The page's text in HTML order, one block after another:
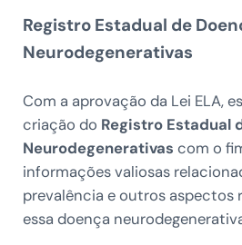
Registro Estadual de
Neurodegenerativas
Com a aprovação da Lei ELA,
criação do Registro Estadual
Neurodegenerativas com o
informações valiosas
prevalência e outros aspectos
essa doença